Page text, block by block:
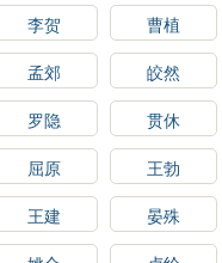
李贺
曹植
孟郊
皎然
罗隐
贯休
屈原
王勃
王建
晏殊